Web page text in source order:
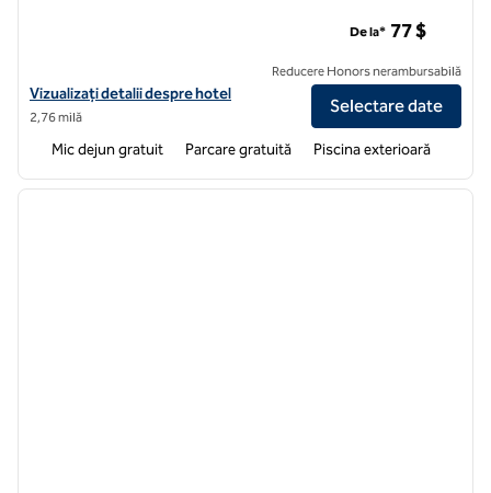
Vizualizați detaliile hotelului Hampton Inn & Suites Orlando-John
Vizualizați detalii despre hotel
2,76 milă
De la* 77 $
Reducere Honors nerambursabilă
Selectare date
Mic dejun gratuit Parcare gratuită Piscina exterioară
1 din 12